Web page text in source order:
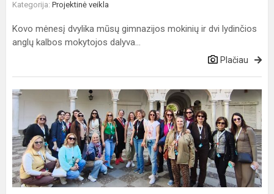
Kategorija: Projektinė veikla
Kovo mėnesį dvylika mūsų gimnazijos mokinių ir dvi lydinčios
anglų kalbos mokytojos dalyva...
Plačiau
Erasmus+
Sevilijoje:
dėmesys
skaitmeniniams
įrankiam...